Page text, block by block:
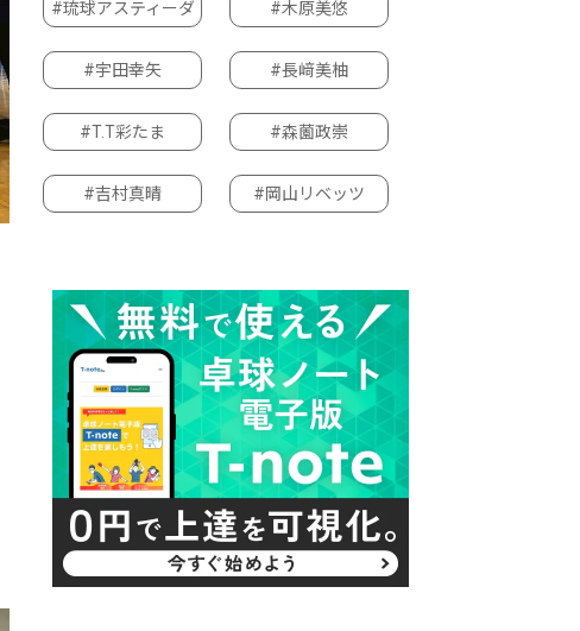
#琉球アスティーダ #木原美悠
#宇田幸矢 #長﨑美柚
#T.T彩たま #森薗政崇
#吉村真晴 #岡山リベッツ